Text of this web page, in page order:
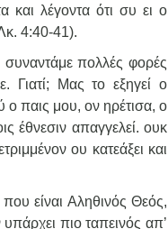
και λέγοντα ότι συ ει ο
4:40-41).
πολλές φορές
Γιατί; Μας το εξηγεί ο
ο παις μου, ον ηρέτισα, ο
έθνεσιν απαγγελεί. ουκ
ου κατεάξει και
είναι Αληθινός Θεός,
πιο ταπεινός απ’